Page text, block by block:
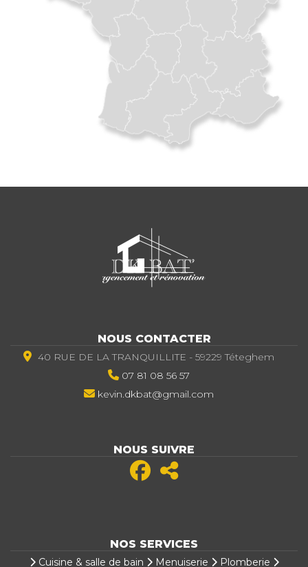
NOUS CONTACTER
40 RUE DE LA TRANQUILLITE - 59229 Téteghem
07 81 08 56 57
kevin.dkbat@gmail.com
NOUS SUIVRE
NOS SERVICES
Cuisine & salle de bain Menuiserie Plomberie